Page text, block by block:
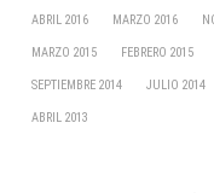
ABRIL 2016 MARZO 2016
MARZO 2015 FEBRERO 2015
SEPTIEMBRE 2014 JULIO 2014
ABRIL 2013